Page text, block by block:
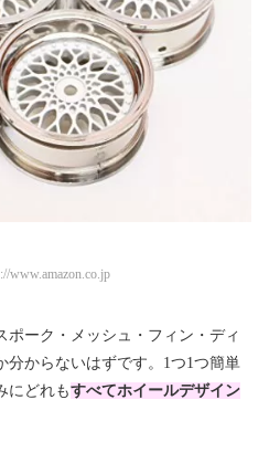
www.amazon.co.jp
ポーク・メッシュ・フィン・ディ
分からないはずです。1つ1つ簡単
にどれもすべてホイールデザイン